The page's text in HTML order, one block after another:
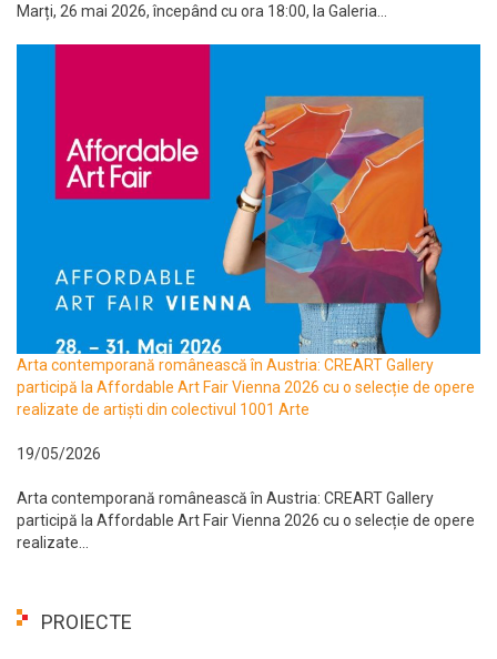
Marți, 26 mai 2026, începând cu ora 18:00, la Galeria...
Arta contemporană românească în Austria: CREART Gallery
participă la Affordable Art Fair Vienna 2026 cu o selecție de opere
realizate de artiști din colectivul 1001 Arte
19/05/2026
Arta contemporană românească în Austria: CREART Gallery
participă la Affordable Art Fair Vienna 2026 cu o selecție de opere
realizate...
PROIECTE